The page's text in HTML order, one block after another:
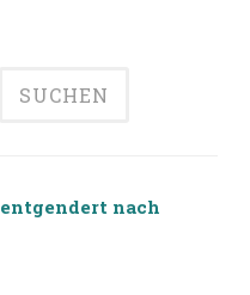
entgendert nach